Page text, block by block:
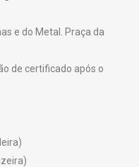
e do Metal. Praça da
de certificado após o